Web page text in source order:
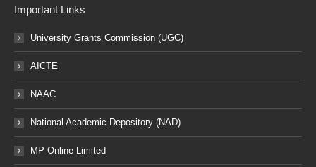
Important Links
University Grants Commission (UGC)
AICTE
NAAC
National Academic Depository (NAD)
MP Online Limited